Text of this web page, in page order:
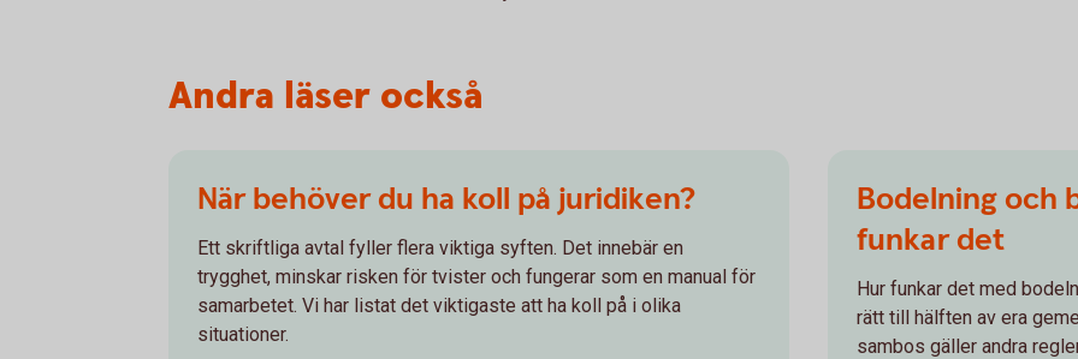
Andra läser också
När behöver du ha koll på juridiken?
Ett skriftliga avtal fyller flera viktiga syften. Det innebär en
trygghet, minskar risken för tvister och fungerar som en manual för
samarbetet. Vi har listat det viktigaste att ha koll på i olika
situationer.
Bodelning och
funkar det
Hur funkar det med
rätt till hälften av era
sambos gäller andra